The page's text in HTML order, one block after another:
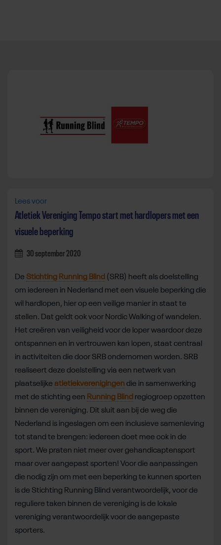
Lees voor
Atletiek Vereniging Tempo start met hardlopers met een
visuele beperking
30 september 2020
De Stichting Running Blind (SRB) heeft als doelstelling
om iedereen in Nederland met een visuele beperking die
wil hardlopen, hier op een veilige manier in staat te
stellen. Dat geldt ook voor Nordic Walking of wandelen.
Het creëren van veiligheid voor de loper waardoor deze
ontspannen en in vertrouwen kan lopen, staat centraal
in activiteiten die door SRB ondernomen worden. SRB
realiseert deze doelstelling via een netwerk van
plaatselijke atletiekverenigingendie in samenwerking
met de stichting een Running Blind regiogroep opzetten
binnen de vereniging. Dit sluit aan bij de weg die
Nederland is ingeslagen om een inclusieve samenleving
tot stand te brengen: iedereen doet mee ook in de
sport. We praten niet meer over gehandicaptensport
maar over aangepast sporten! Voor die aanpassingen
die nodig zijn om met een beperking te kunnen sporten
is de Stichting Running Blind verantwoordelijk, voor de
reguliere taken binnen de vereniging is de lokale
vereniging verantwoordelijk voor de aangepaste
sporters.